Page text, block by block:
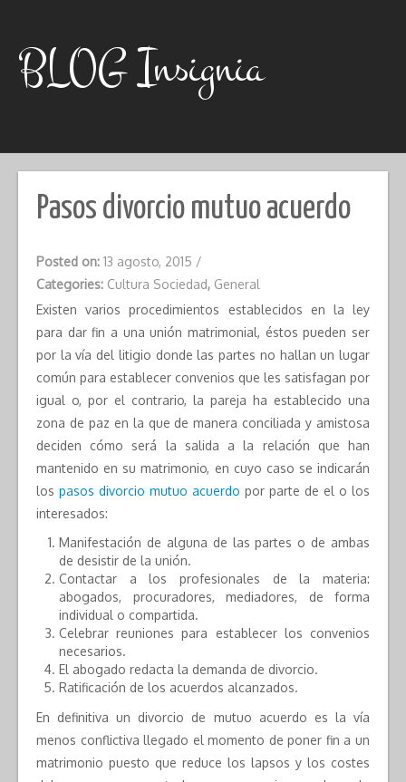
contentBLOG Insignia
Pasos divorcio mutuo acuerdo
Posted on: 13 agosto, 2015 /
Categories: Cultura Sociedad, General
Existen varios procedimientos establecidos en la ley
para dar fin a una unión matrimonial, éstos pueden ser
por la vía del litigio donde las partes no hallan un lugar
común para establecer convenios que les satisfagan por
igual o, por el contrario, la pareja ha establecido una
zona de paz en la que de manera conciliada y amistosa
deciden cómo será la salida a la relación que han
mantenido en su matrimonio, en cuyo caso se indicarán
los pasos divorcio mutuo acuerdo por parte de el o los
interesados:
Manifestación de alguna de las partes o de ambas
de desistir de la unión.
Contactar a los profesionales de la materia:
abogados, procuradores, mediadores, de forma
individual o compartida.
Celebrar reuniones para establecer los convenios
necesarios.
El abogado redacta la demanda de divorcio.
Ratificación de los acuerdos alcanzados.
En definitiva un divorcio de mutuo acuerdo es la vía
menos conflictiva llegado el momento de poner fin a un
matrimonio puesto que reduce los lapsos y los costes